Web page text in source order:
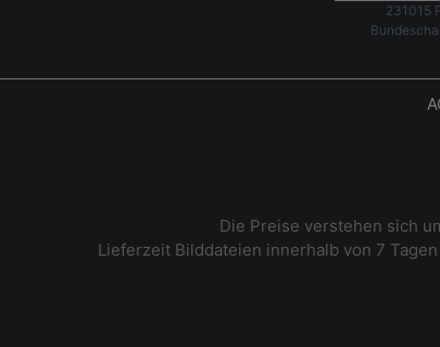
231015
Die Preise verstehen sich
Lieferzeit Bilddateien innerhalb von 7